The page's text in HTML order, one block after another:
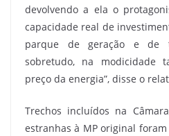
devolvendo a ela o
capacidade real de
parque de geração e de
sobretudo, na modicidade
preço da energia”, disse o
Trechos incluídos na
estranhas à MP original